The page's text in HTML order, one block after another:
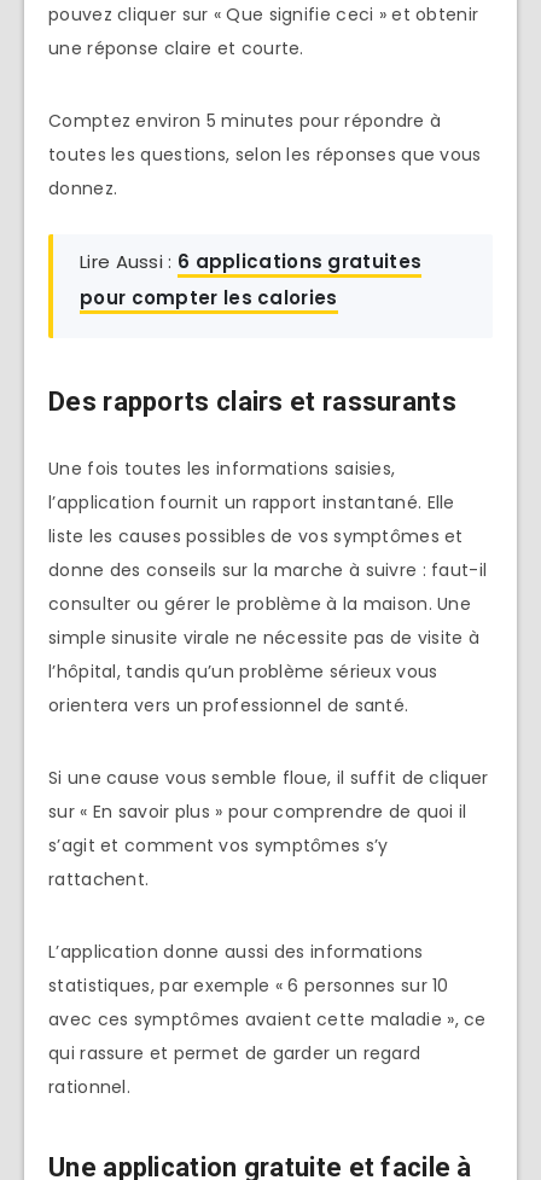
pouvez cliquer sur « Que signifie ceci » et obtenir
une réponse claire et courte.
Comptez environ 5 minutes pour répondre à
toutes les questions, selon les réponses que vous
donnez.
Lire Aussi : 6 applications gratuites
pour compter les calories
Des rapports clairs et rassurants
Une fois toutes les informations saisies,
l’application fournit un rapport instantané. Elle
liste les causes possibles de vos symptômes et
donne des conseils sur la marche à suivre : faut-il
consulter ou gérer le problème à la maison. Une
simple sinusite virale ne nécessite pas de visite à
l’hôpital, tandis qu’un problème sérieux vous
orientera vers un professionnel de santé.
Si une cause vous semble floue, il suffit de cliquer
sur « En savoir plus » pour comprendre de quoi il
s’agit et comment vos symptômes s’y
rattachent.
L’application donne aussi des informations
statistiques, par exemple « 6 personnes sur 10
avec ces symptômes avaient cette maladie », ce
qui rassure et permet de garder un regard
rationnel.
Une application gratuite et facile à